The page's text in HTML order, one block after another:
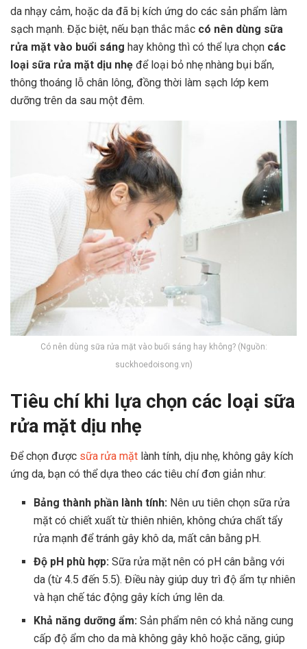
da nhạy cảm, hoặc da đã bị kích ứng do các sản phẩm làm
sạch mạnh. Đặc biệt, nếu bạn thắc mắc có nên dùng sữa
rửa mặt vào buổi sáng hay không thì có thể lựa chọn các
loại sữa rửa mặt dịu nhẹ để loại bỏ nhẹ nhàng bụi bẩn,
thông thoáng lỗ chân lông, đồng thời làm sạch lớp kem
dưỡng trên da sau một đêm.
Có nên dùng sữa rửa mặt vào buổi sáng hay không? (Nguồn:
suckhoedoisong.vn)
Tiêu chí khi lựa chọn các loại sữa
rửa mặt dịu nhẹ
Để chọn được sữa rửa mặt lành tính, dịu nhẹ, không gây kích
ứng da, bạn có thể dựa theo các tiêu chí đơn giản như:
Bảng thành phần lành tính: Nên ưu tiên chọn sữa rửa
mặt có chiết xuất từ thiên nhiên, không chứa chất tẩy
rửa mạnh để tránh gây khô da, mất cân bằng pH.
Độ pH phù hợp:Sữa rửa mặt nên có pH cân bằng với
da (từ 4.5 đến 5.5). Điều này giúp duy trì độ ẩm tự nhiên
và hạn chế tác động gây kích ứng lên da.
Khả năng dưỡng ẩm:Sản phẩm nên có khả năng cung
cấp độ ẩm cho da mà không gây khô hoặc căng, giúp